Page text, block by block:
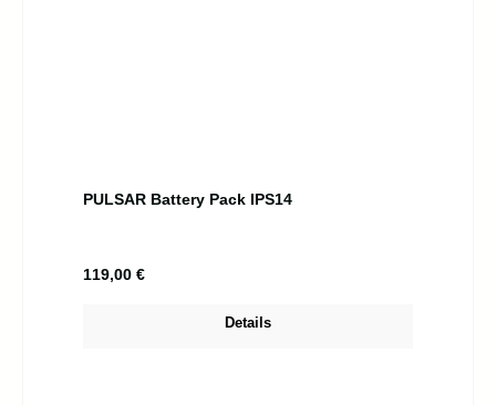
PULSAR Battery Pack IPS14
Regulärer Preis:
119,00 €
Details